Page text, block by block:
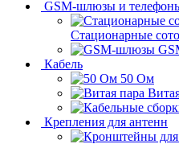
GSM-шлюзы и
Стационарные
Кабель
50 Ом
Крепления для антенн